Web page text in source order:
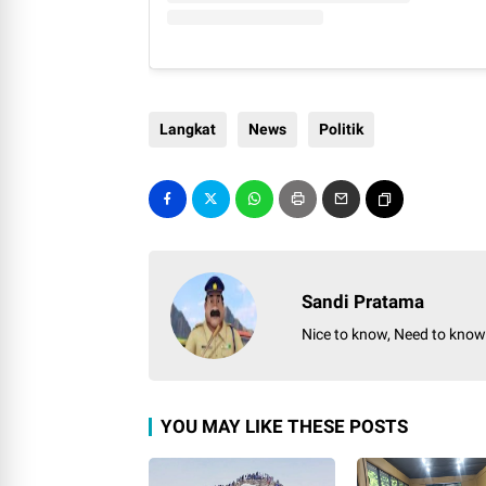
Langkat News Politik
Sandi Pratama
Nice to know, Need to know
YOU MAY LIKE THESE POSTS